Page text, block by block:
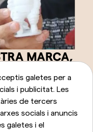
MARCA,
galetes per a
i publicitat. Les
de tercers
socials i anuncis
galetes i el